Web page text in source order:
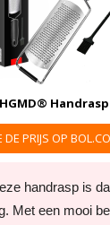
HGMD® Handrasp
DE PRIJS OP
handrasp is
Met een mooi